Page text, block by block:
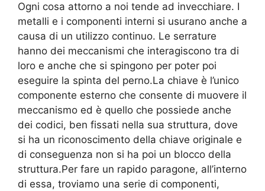
Ogni cosa attorno a noi tende ad invecchiare. I
metalli e i componenti interni si usurano anche a
causa di un utilizzo continuo. Le serrature
hanno dei meccanismi che interagiscono tra di
loro e anche che si spingono per poter poi
eseguire la spinta del perno.La chiave è l’unico
componente esterno che consente di muovere il
meccanismo ed è quello che possiede anche
dei codici, ben fissati nella sua struttura, dove
si ha un riconoscimento della chiave originale e
di conseguenza non si ha poi un blocco della
struttura.Per fare un rapido paragone, all’interno
di essa, troviamo una serie di componenti,